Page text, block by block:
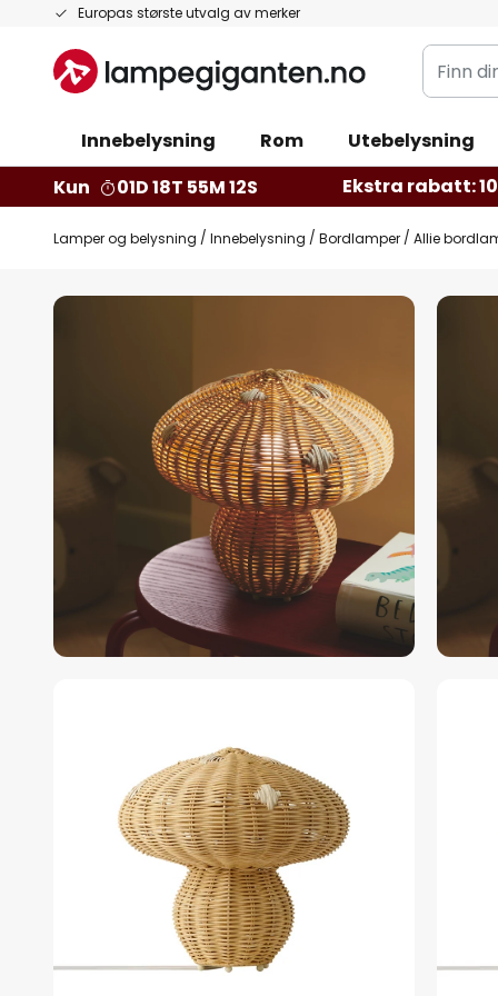
Europas største utvalg av merker
Hopp
innhold
Finn
din
Innebelysning Rom Utebelysning
Kun
01D 18T 55M 11S Ekstra rabatt: 10
Lamper og belysning Innebelysning Bordlamper Allie
Gå